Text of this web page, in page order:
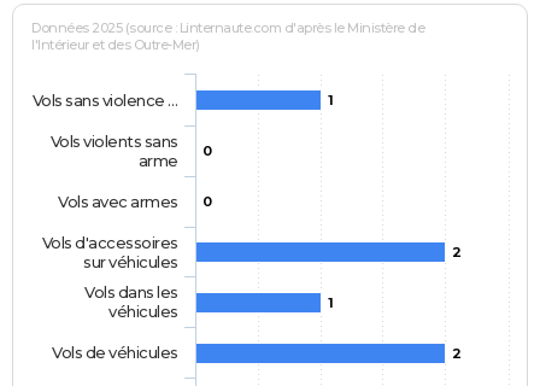
Données 2025 (source : Linternaute.com d'après le Ministère de
l'Intérieur et des Outre-Mer)
1
0
0
2
1
2
Vols sans violence …
Vols violents sans
arme
Vols avec armes
Vols d'accessoires
sur véhicules
Vols dans les
véhicules
Vols de véhicules